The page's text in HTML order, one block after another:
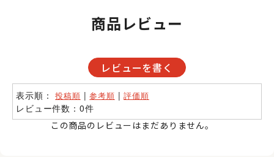
商品レビュー
レビューを書く
表示順：投稿順 |参考順 |評価順
レビュー件数：0件
この商品のレビューはまだありません。